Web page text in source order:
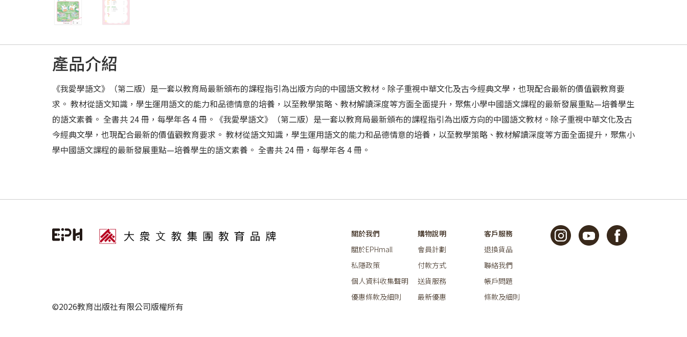
產品介紹
《我愛學語文》（第二版）是一套以教育局最新頒布的課程指引為出版方向的中國語文教材。除子重視中華文化及古今經典文學，也現配合最新的價值觀教育要
求。 教材從語文知識，學生運用語文的能力和品德情意的培養，以至教學策略、教材解讀深度等方面全面提升，聚焦小學中國語文課程的最新發展重點—培養學生
的語文素養。 全書共 24 冊，每學年各 4 冊。《我愛學語文》（第二版）是一套以教育局最新頒布的課程指引為出版方向的中國語文教材。除子重視中華文化及古
今經典文學，也現配合最新的價值觀教育要求。 教材從語文知識，學生運用語文的能力和品德情意的培養，以至教學策略、教材解讀深度等方面全面提升，聚焦小
學中國語文課程的最新發展重點—培養學生的語文素養。 全書共 24 冊，每學年各 4 冊。
©2026教育出版社有限公司版權所有
關於我們
關於EPHmall
私隱政策
個人資料收集聲明
優惠條款及細則
購物說明
會員計劃
付款方式
送貨服務
最新優惠
客戶服務
退換貨品
聯絡我們
帳戶問題
條款及細則